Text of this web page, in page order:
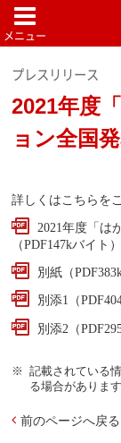
プレスリリース
2021年度
ョン全国
詳しくはこちらを
2021年度「は
（PDF147kバイト）
別紙（
別添1（
別添2（
記載されている
る場合がありま
前のページへ戻る